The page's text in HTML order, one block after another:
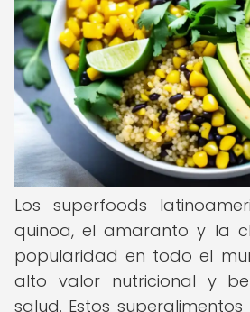
Los superfoods
quinoa, el amaranto y la
popularidad en todo el
alto valor nutricional y
salud. Estos